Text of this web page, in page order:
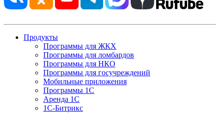
Продукты
Программы для ЖКХ
Программы для ломбардов
Программы для НКО
Программы для госучреждений
Мобильные приложения
Программы 1С
Аренда 1С
1С-Битрикс